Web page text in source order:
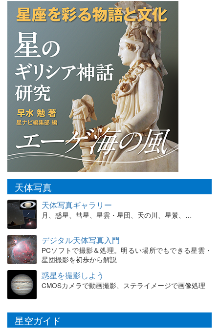
天体写真
天体写真ギャラリー
月、惑星、彗星、星雲・星団、天の川、星景、…
デジタル天体写真入門
PCソフトで撮影＆処理。明るい場所でもできる星雲・
星団撮影を初歩から解説
惑星を撮影しよう
CMOSカメラで動画撮影、ステライメージで画像処理
星空ガイド